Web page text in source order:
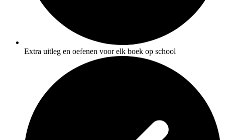
Extra uitleg en oefenen voor elk boek op school